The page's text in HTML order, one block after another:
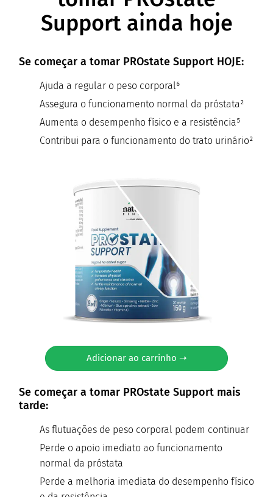
Support ainda hoje
Se começar a tomar PROstate Support HOJE:
Ajuda a regular o peso corporal⁶
Assegura o funcionamento normal da próstata²
Aumenta o desempenho físico e a resistência⁵
Contribui para o funcionamento do trato urinário²
Adicionar ao carrinho ➝
Se começar a tomar PROstate Support mais
tarde:
As flutuações de peso corporal podem continuar
Perde o apoio imediato ao funcionamento
normal da próstata
Perde a melhoria imediata do desempenho físico